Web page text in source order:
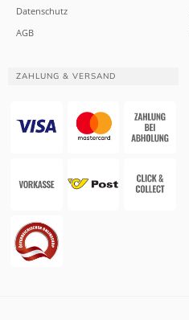
Datenschutz
AGB
ZAHLUNG & VERSAND